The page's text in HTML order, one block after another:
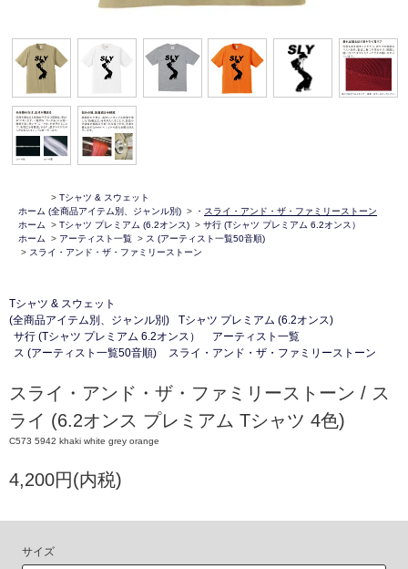
ホーム
> Tシャツ & スウェット
(全商品アイテム別、ジャンル別) > ・ スライ・アンド・ザ・ファミリーストーン
ホーム
> Tシャツ プレミアム (6.2オンス) > サ行 (Tシャツ プレミアム 6.2オンス）
ホーム
> アーティスト一覧 > ス (アーティスト一覧50音順)
> スライ・アンド・ザ・ファミリーストーン
Tシャツ & スウェット
(全商品アイテム別、ジャンル別)
Tシャツ プレミアム (6.2オンス)
サ行 (Tシャツ プレミアム 6.2オンス）
アーティスト一覧
ス (アーティスト一覧50音順)
スライ・アンド・ザ・ファミリーストーン
スライ・アンド・ザ・ファミリーストーン / ス
ライ (6.2オンス プレミアム Tシャツ 4色)
C573 5942 khaki white grey orange
4,200円(内税)
サイズ